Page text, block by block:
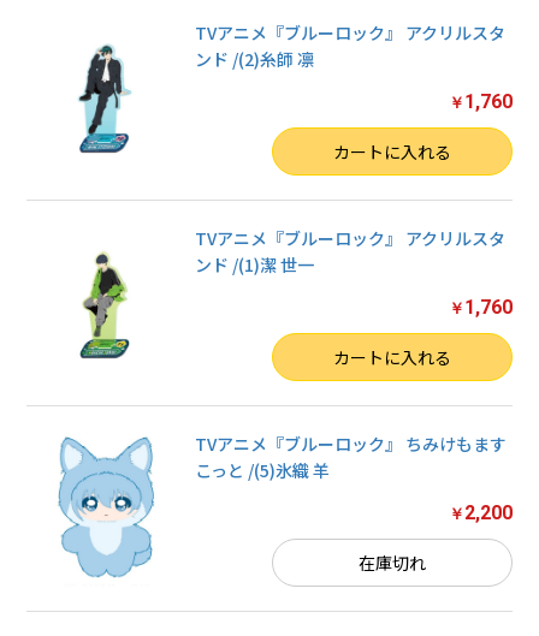
TVアニメ『ブルーロック』 アクリルスタ
ンド /(2)糸師 凛
￥ 1,760
カートに入れる
TVアニメ『ブルーロック』 アクリルスタ
ンド /(1)潔 世一
￥ 1,760
カートに入れる
TVアニメ『ブルーロック』 ちみけもます
こっと /(5)氷織 羊
￥ 2,200
在庫切れ